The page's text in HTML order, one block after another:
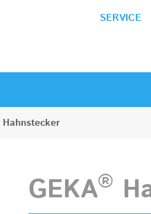
SERVICE
Hahnstecker
GEKA®